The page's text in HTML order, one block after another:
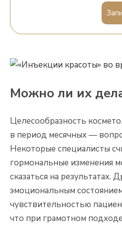
Можно ли их
Целесообразность
в период месячных —
Некоторые специалисты
гормональные изменения
сказаться на результатах.
эмоциональным
чувствительностью
что при грамотном